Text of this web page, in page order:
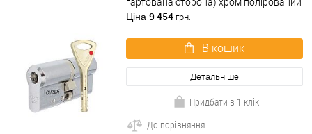
гартована сторона) хром полірований
Ціна 9 454 грн.
В кошик
Детальніше
Придбати в 1 клік
До порівняння